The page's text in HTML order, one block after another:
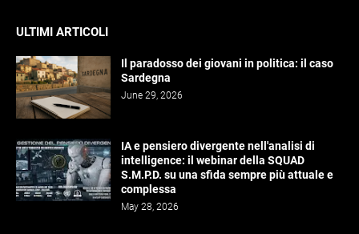
ULTIMI ARTICOLI
Il paradosso dei giovani in politica: il caso
Sardegna
June 29, 2026
IA e pensiero divergente nell'analisi di
intelligence: il webinar della SQUAD
S.M.P.D. su una sfida sempre più attuale e
complessa
May 28, 2026